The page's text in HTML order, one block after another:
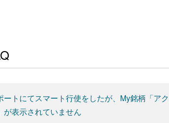
ートにてスマート行使をしたが、My銘柄「ア
が表示されていません